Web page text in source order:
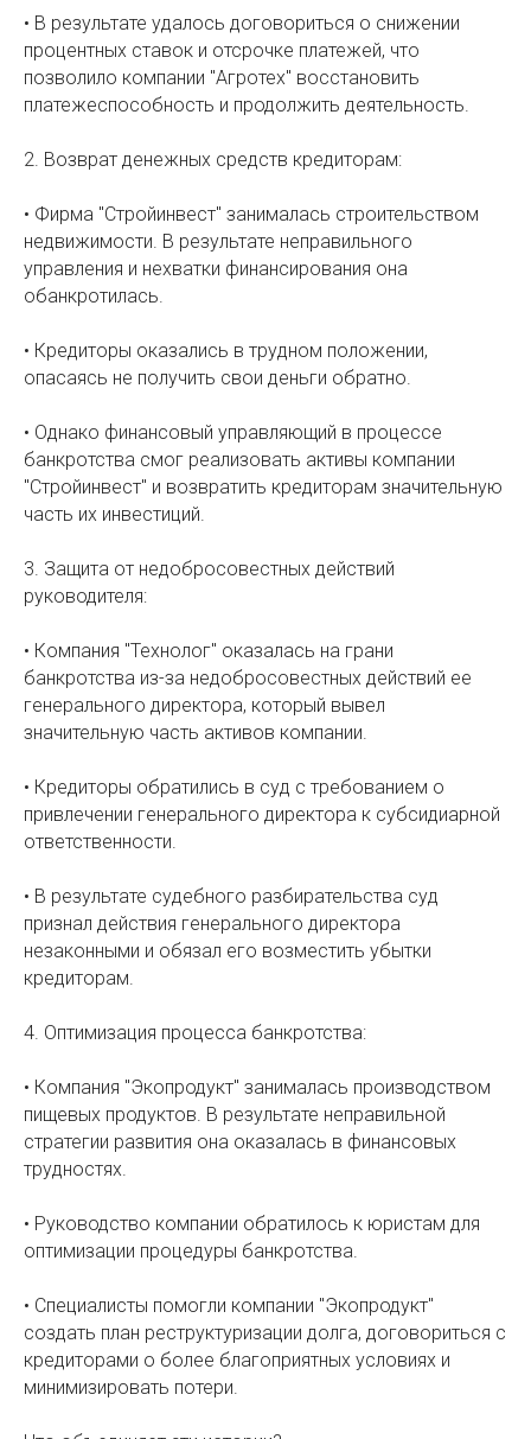
• В результате удалось договориться о снижении
процентных ставок и отсрочке платежей, что
позволило компании "Агротех" восстановить
платежеспособность и продолжить деятельность.
2. Возврат денежных средств кредиторам:
• Фирма "Стройинвест" занималась строительством
недвижимости. В результате неправильного
управления и нехватки финансирования она
обанкротилась.
• Кредиторы оказались в трудном положении,
опасаясь не получить свои деньги обратно.
• Однако финансовый управляющий в процессе
банкротства смог реализовать активы компании
"Стройинвест" и возвратить кредиторам значительную
часть их инвестиций.
3. Защита от недобросовестных действий
руководителя:
• Компания "Технолог" оказалась на грани
банкротства из-за недобросовестных действий ее
генерального директора, который вывел
значительную часть активов компании.
• Кредиторы обратились в суд с требованием о
привлечении генерального директора к субсидиарной
ответственности.
• В результате судебного разбирательства суд
признал действия генерального директора
незаконными и обязал его возместить убытки
кредиторам.
4. Оптимизация процесса банкротства:
• Компания "Экопродукт" занималась производством
пищевых продуктов. В результате неправильной
стратегии развития она оказалась в финансовых
трудностях.
• Руководство компании обратилось к юристам для
оптимизации процедуры банкротства.
• Специалисты помогли компании "Экопродукт"
создать план реструктуризации долга, договориться с
кредиторами о более благоприятных условиях и
минимизировать потери.